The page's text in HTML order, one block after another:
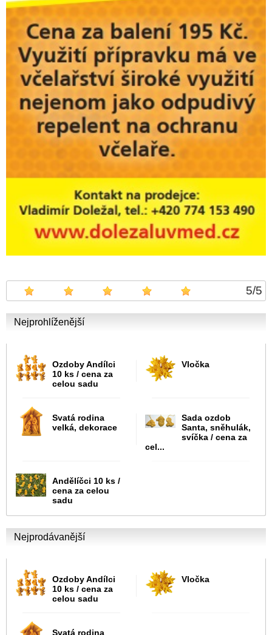
5/5
Nejprohlíženější
Ozdoby Andílci
10 ks / cena za
celou sadu
Vločka
Svatá rodina
velká, dekorace
Sada ozdob
Santa, sněhulák,
svíčka / cena za
cel...
Andělíčci 10 ks /
cena za celou
sadu
Nejprodávanější
Ozdoby Andílci
10 ks / cena za
celou sadu
Vločka
Svatá rodina